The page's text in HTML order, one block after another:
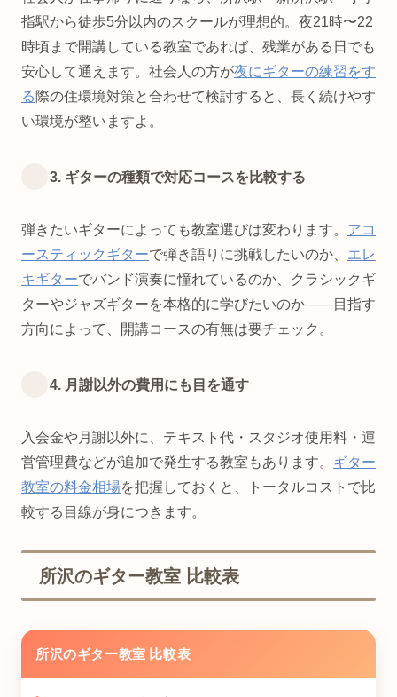
指駅から徒歩5分以内のスクールが理想的。夜21時〜22
時頃まで開講している教室であれば、残業がある日でも
安心して通えます。社会人の方が夜にギターの練習をす
る 際の住環境対策と合わせて検討すると、長く続けやす
い環境が整いますよ。
3. ギターの種類で対応コースを比較する
弾きたいギターによっても教室選びは変わります。 アコ
ースティックギターで弾き語りに挑戦したいのか、 エレ
キギターでバンド演奏に憧れているのか、クラシックギ
ターやジャズギターを本格的に学びたいのか――目指す
方向によって、開講コースの有無は要チェック。
4. 月謝以外の費用にも目を通す
入会金や月謝以外に、テキスト代・スタジオ使用料・運
営管理費などが追加で発生する教室もあります。 ギター
教室の料金相場を把握しておくと、トータルコストで比
較する目線が身につきます。
所沢のギター教室 比較表
所沢のギター教室 比較表